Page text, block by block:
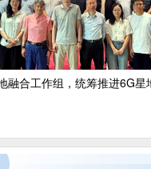
融合工作组，统筹推进6G星